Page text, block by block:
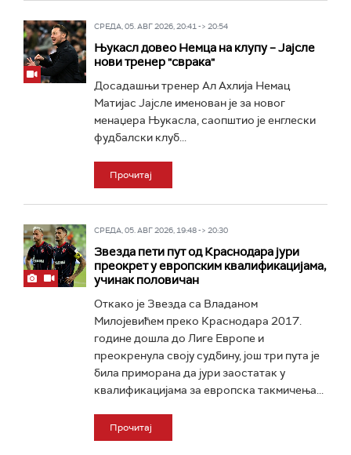
СРЕДА, 05. АВГ 2026, 20:41 -> 20:54
Њукасл довео Немца на клупу – Јајсле
нови тренер "сврака"
Досадашњи тренер Ал Ахлија Немац
Матијас Јајсле именован је за новог
менаџера Њукасла, саопштио је енглески
фудбалски клуб...
Прочитај
СРЕДА, 05. АВГ 2026, 19:48 -> 20:30
Звезда пети пут од Краснодара јури
преокрет у европским квалификацијама,
учинак половичан
Откако је Звезда са Владаном
Милојевићем преко Краснодара 2017.
године дошла до Лиге Европе и
преокренула своју судбину, још три пута је
била приморана да јури заостатак у
квалификацијама за европска такмичења...
Прочитај